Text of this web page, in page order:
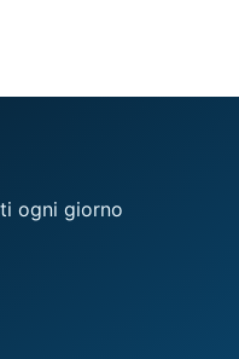
ogni giorno